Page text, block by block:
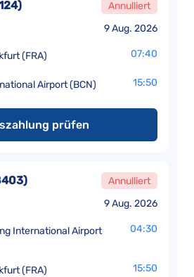
9 Aug. 2026
) Annulliert
(FRA) 07:40
Airport (BCN) 15:50
prüfen
9 Aug. 2026
) Annulliert
International Airport
04:30
(FRA) 15:50